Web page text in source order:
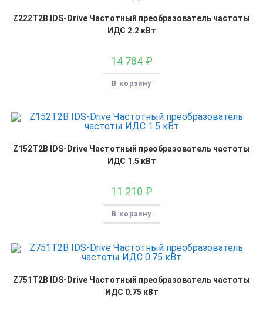
Z222T2B IDS-Drive Частотный преобразователь частоты
ИДС 2.2 кВт
14 784 ₽
В корзину
Z152T2B IDS-Drive Частотный преобразователь частоты
ИДС 1.5 кВт
11 210 ₽
В корзину
Z751T2B IDS-Drive Частотный преобразователь частоты
ИДС 0.75 кВт